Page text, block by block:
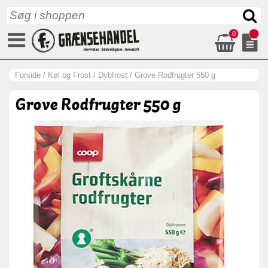
0
Forside / Køl og Frost / Dybfrost / Grove Rodfrugter 550 g
Grove Rodfrugter 550 g